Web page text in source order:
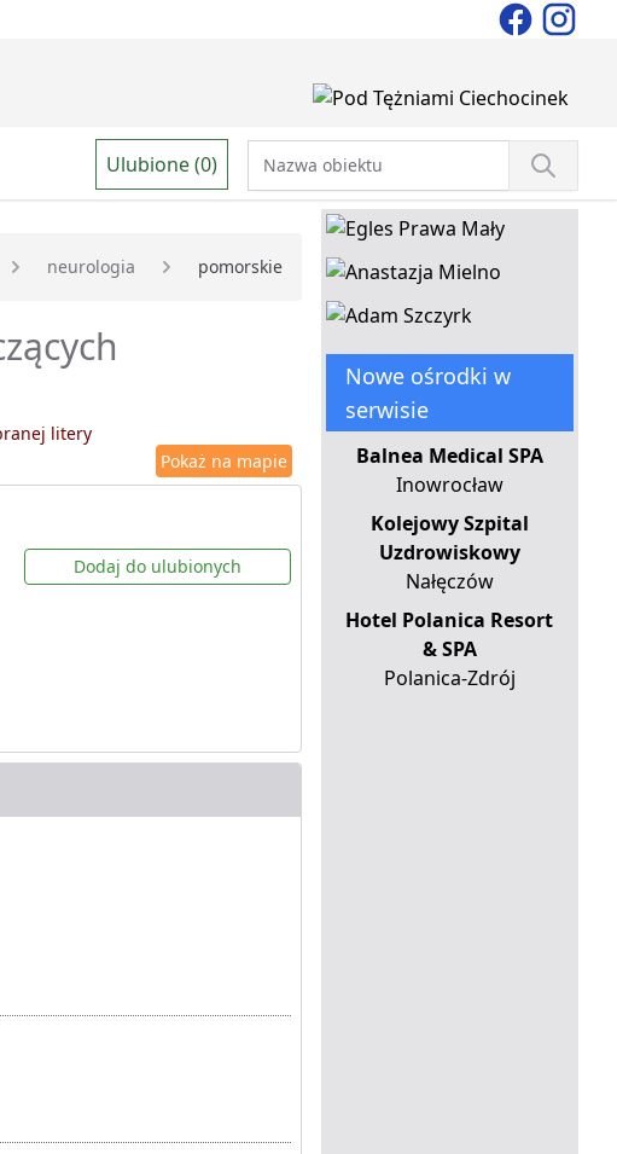
Ulubione (0)
neurologia pomorskie
litery
Pokaż na mapie
Dodaj do ulubionych
Nowe ośrodki w
serwisie
Balnea Medical SPA
Inowrocław
Kolejowy Szpital
Uzdrowiskowy
Nałęczów
Hotel Polanica Resort
& SPA
Polanica-Zdrój